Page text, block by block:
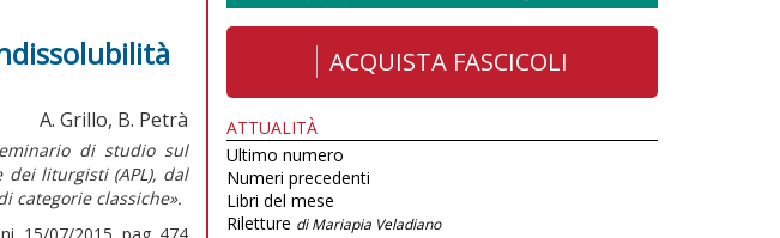
A. Grillo, B. Petrà
di studio sul
dei liturgisti (APL), dal
categorie classiche».
15/07/2015, pag. 474
ACQUISTA FASCICOLI
ATTUALITÀ
Ultimo numero
Numeri precedenti
Libri del mese
Riletture di Mariapia Veladiano